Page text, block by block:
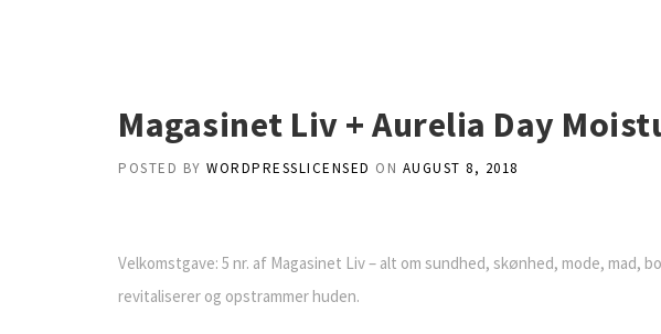
Magasinet Liv + Aurelia Day
POSTED BY WORDPRESSLICENSED ON AUGUST 8, 2018
Velkomstgave: 5 nr. af Magasinet Liv – alt om sundhed, skønhed, mode, mad,
revitaliserer og opstrammer huden.